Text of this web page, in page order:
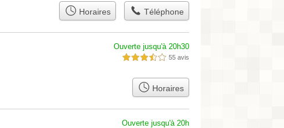
Horaires Téléphone
Ouverte jusqu'à 20h30
3,5 étoiles sur 5 55 avis
Horaires
Ouverte jusqu'à 20h